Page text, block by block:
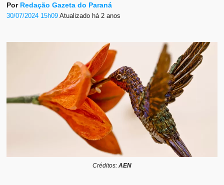
Por Redação Gazeta do Paraná
30/07/2024 15h09Atualizado há 2 anos
Créditos: AEN